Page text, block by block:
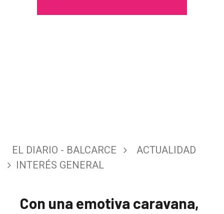
EL DIARIO - BALCARCE
ACTUALIDAD
INTERÉS GENERAL
Con una emotiva caravana,